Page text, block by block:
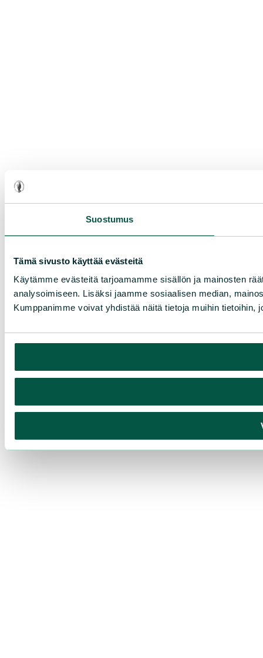
Suostumus
Tämä sivusto käyttää evästeitä
Käytämme evästeitä tarjoamamme sisällön ja mainosten
analysoimiseen. Lisäksi jaamme sosiaalisen median,
Kumppanimme voivat yhdistää näitä tietoja muihin tietoihin,